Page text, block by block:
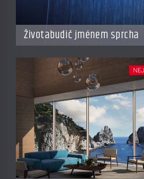
Životabudič jménem sprcha